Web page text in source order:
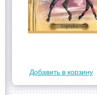
Добавить в корзину